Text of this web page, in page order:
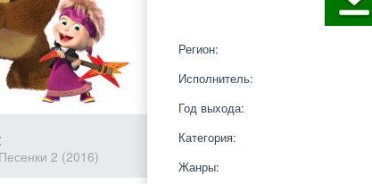
Регион:
Исполнитель:
Год выхода:
Категория:
Жанры:
2 (2016)